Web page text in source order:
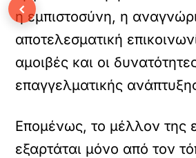
η εμπιστοσύνη, η
αποτελεσματική
αμοιβές και οι
επαγγελματικής
Επομένως, το μέλλον της
εξαρτάται μόνο από τον
‹